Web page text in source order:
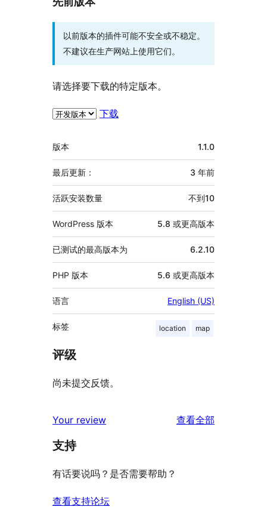
以前版本的插件可能不安全或不稳定。
不建议在生产网站上使用它们。
请选择要下载的特定版本。
下载
额
外
信
息
版本 1.1.0
最后更新： 3 年前
活跃安装数量 不到10
WordPress 版本 5.8 或更高版本
已测试的最高版本为 6.2.10
PHP 版本 5.6 或更高版本
语言 English (US)
标签 location map
评级
尚未提交反馈。
Your review 查看全部
支持
有话要说吗？是否需要帮助？
查看支持论坛